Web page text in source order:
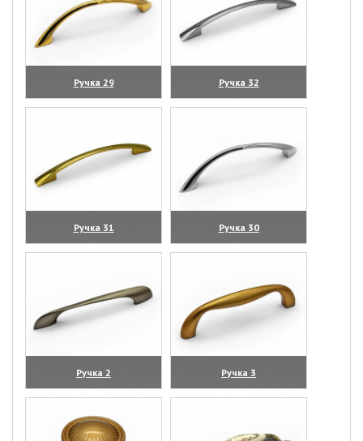
Ручка 29
(увеличить)
Ручка 32
(увеличить)
Ручка 31
(увеличить)
Ручка 30
(увеличить)
Ручка 2
(увеличить)
Ручка 3
(увеличить)